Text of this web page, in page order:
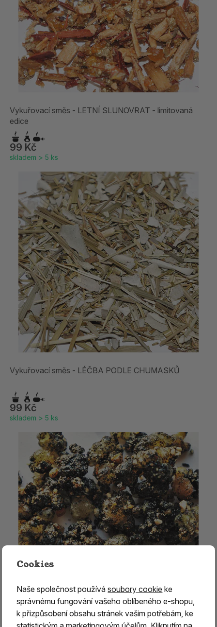
Vykuřovací směs - LETNÍ SLUNOVRAT - limitovaná
edice
99 Kč
skladem > 5 ks
Vykuřovací směs - LÉČBA PODLE CHUMASKŮ
99 Kč
skladem > 5 ks
Cookies
Naše společnost používásoubory cookie ke
správnému fungování vašeho oblíbeného e-shopu,
k přizpůsobení obsahu stránek vašim potřebám, ke